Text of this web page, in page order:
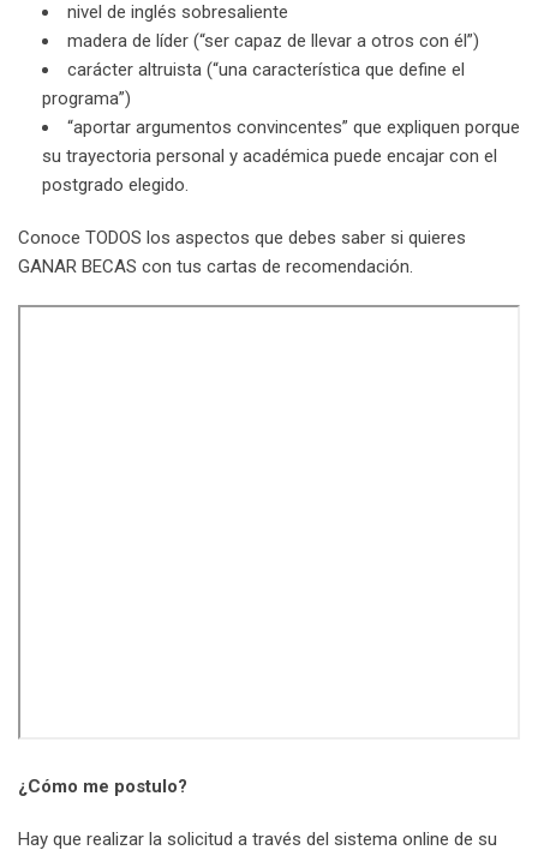
nivel de inglés sobresaliente
madera de líder (“ser capaz de llevar a otros con él”)
carácter altruista (“una característica que define el
programa”)
“aportar argumentos convincentes” que expliquen porque
su trayectoria personal y académica puede encajar con el
postgrado elegido.
Conoce TODOS los aspectos que debes saber si quieres
GANAR BECAS con tus cartas de recomendación.
¿Cómo me postulo?
Hay que realizar la solicitud a través del sistema online de su